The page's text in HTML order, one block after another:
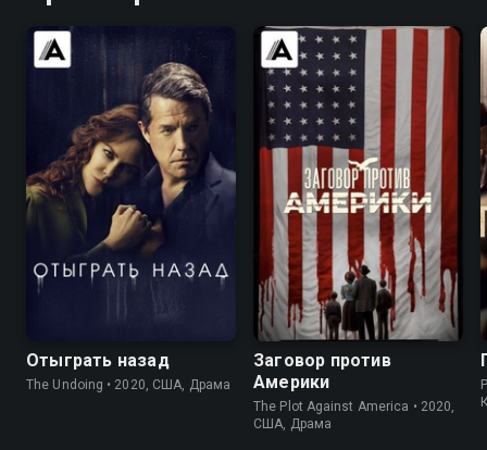
Отыграть назад
The Undoing • 2020, США, Драма
6.7 7.3
Заговор против
Америки
The Plot Against America • 2020,
США, Драма